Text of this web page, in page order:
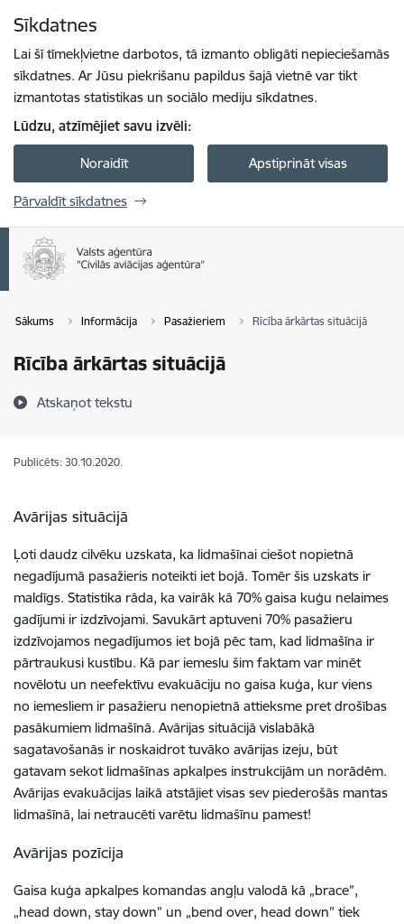
Sīkdatnes
Lai šī tīmekļvietne darbotos, tā izmanto obligāti nepieciešamās
sīkdatnes. Ar Jūsu piekrišanu papildus šajā vietnē var tikt
izmantotas statistikas un sociālo mediju sīkdatnes.
Lūdzu, atzīmējiet savu izvēli:
Noraidīt Apstiprināt visas
Pārvaldīt sīkdatnes
Sākums Informācija Pasažieriem Rīcība ārkārtas situācijā
Rīcība ārkārtas situācijā
Atskaņot tekstu
Publicēts: 30.10.2020.
Avārijas situācijā
Ļoti daudz cilvēku uzskata, ka lidmašīnai ciešot nopietnā
negadījumā pasažieris noteikti iet bojā. Tomēr šis uzskats ir
maldīgs. Statistika rāda, ka vairāk kā 70% gaisa kuģu nelaimes
gadījumi ir izdzīvojami. Savukārt aptuveni 70% pasažieru
izdzīvojamos negadījumos iet bojā pēc tam, kad lidmašīna ir
pārtraukusi kustību. Kā par iemeslu šim faktam var minēt
novēlotu un neefektīvu evakuāciju no gaisa kuģa, kur viens
no iemesliem ir pasažieru nenopietnā attieksme pret drošības
pasākumiem lidmašīnā. Avārijas situācijā vislabākā
sagatavošanās ir noskaidrot tuvāko avārijas izeju, būt
gatavam sekot lidmašīnas apkalpes instrukcijām un norādēm.
Avārijas evakuācijas laikā atstājiet visas sev piederošās mantas
lidmašīnā, lai netraucēti varētu lidmašīnu pamest!
Avārijas pozīcija
Gaisa kuģa apkalpes komandas angļu valodā kā „brace”,
„head down, stay down” un „bend over, head down” tiek